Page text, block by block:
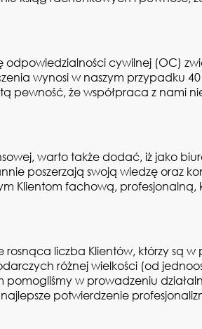
cywilnej (OC)
wynosi w naszym przypadku 40
pewność, że współpraca z nami
warto także dodać, iż jako
poszerzają swoją wiedzę oraz
Klientom fachową, profesjonalną,
liczba Klientów, którzy są w
różnej wielkości (od
w prowadzeniu
potwierdzenie